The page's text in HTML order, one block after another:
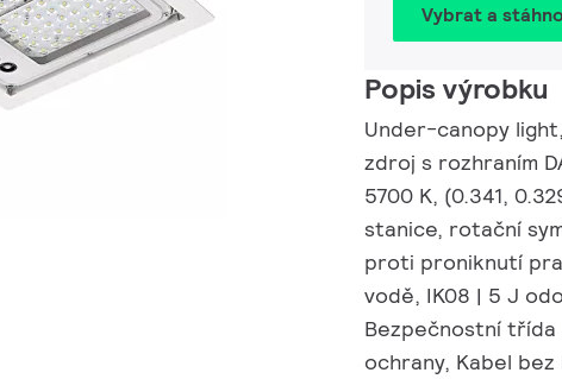
Vybrat a
Popis výrobku
Under-canopy
zdroj s rozhraním
5700 K, (0.341,
stanice, rotační
proti proniknutí
vodě, IK08 | 5 J
Bezpečnostní
ochrany, Kabel